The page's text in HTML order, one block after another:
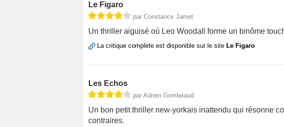
Le Figaro
par Constance Jamet
Un thriller aiguisé où Leo Woodall forme un binôme
La critique complète est disponible sur le site Le Figaro
Les Echos
par Adrien Gombeaud
Un bon petit thriller new-yorkais inattendu qui résonne
contraires.